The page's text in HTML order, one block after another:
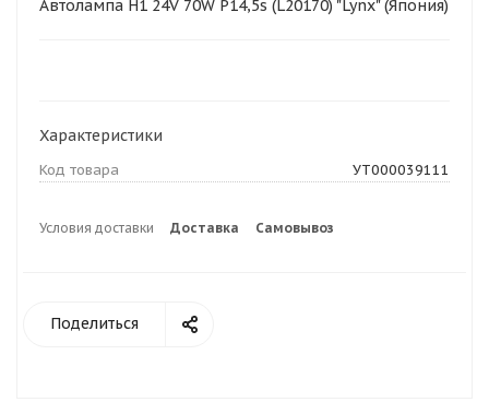
Автолампа H1 24V 70W P14,5s (L20170) "Lynx" (Япония)
Характеристики
Код товара УТ000039111
Условия доставки Доставка Самовывоз
Поделиться